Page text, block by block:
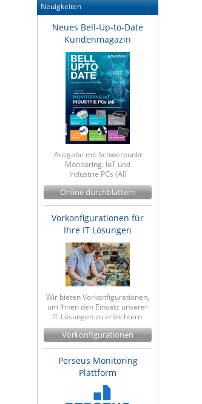
Neuigkeiten
Neues Bell-Up-to-Date
Kundenmagazin
Ausgabe mit Schwerpunkt
Monitoring, IoT und
Industrie PCs (AI)
Online durchblättern
Vorkonfigurationen für
Ihre IT Lösungen
Wir bieten Vorkonfigurationen,
um Ihnen den Einsatz unserer
IT-Lösungen zu erleichtern.
Vorkonfigurationen
Perseus Monitoring
Plattform